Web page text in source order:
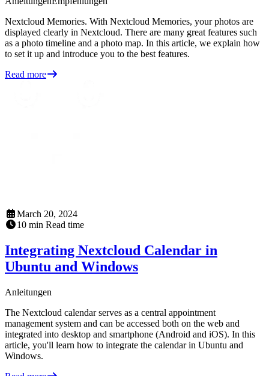
Nextcloud Memories. With Nextcloud Memories, your photos are
displayed clearly in Nextcloud. There are many great features such
as a photo timeline and a photo map. In this article, we explain how
to set it up and introduce you to the best features.
Read more
March 20, 2024
10 min Read time
Integrating Nextcloud Calendar in
Ubuntu and Windows
Anleitungen
The Nextcloud calendar serves as a central appointment
management system and can be accessed both on the web and
integrated into desktop and smartphone (Android and iOS). In this
article, you'll learn how to integrate the calendar in Ubuntu and
Windows.